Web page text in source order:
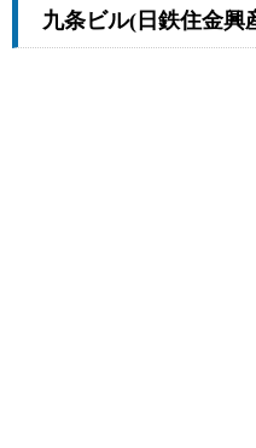
九条ビル(日鉄住金興